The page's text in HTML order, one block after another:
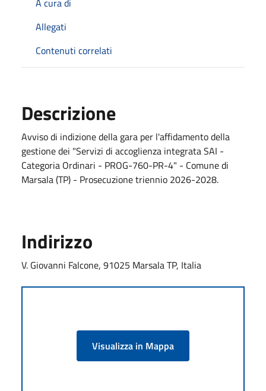
Allegati
Contenuti correlati
Descrizione
Avviso di indizione della gara per l'affidamento della
gestione dei "Servizi di accoglienza integrata SAI -
Categoria Ordinari - PROG-760-PR-4" - Comune di
Marsala (TP) - Prosecuzione triennio 2026-2028.
Indirizzo
V. Giovanni Falcone, 91025 Marsala TP, Italia
Visualizza in Mappa